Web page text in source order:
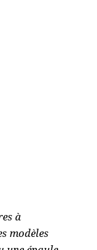
à
modèles